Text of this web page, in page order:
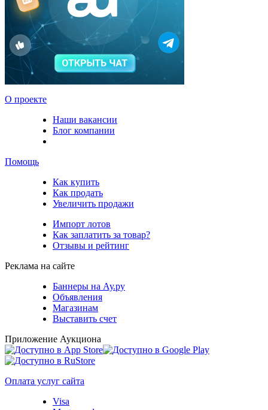
О проекте
Наши вакансии
Блог компании
Помощь
Как купить
Как продать
Увеличить продажи
Импорт лотов
Как заплатить за товар?
Отзывы и рейтинг
Реклама на сайте
Баннеры на Ау.ру
Объявления
Магазинам
Выставить счет
Приложение Аукциона
Оплата услуг сайта
Visa